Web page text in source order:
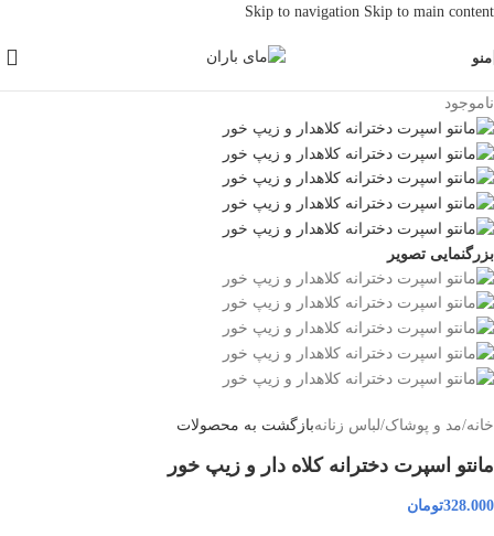
Skip to navigation Skip to main content
منو
ناموجود
بزرگنمایی تصویر
خانه/مد و پوشاک/لباس زنانهبازگشت به محصولات
مانتو اسپرت دخترانه کلاه دار و زیپ خور
328.000تومان